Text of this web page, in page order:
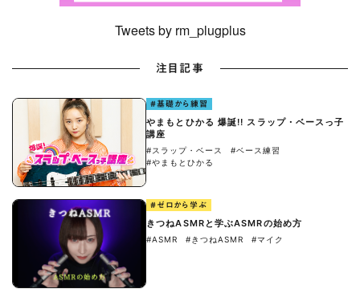
Tweets by rm_plugplus
注目記事
#基礎から練習
やまもとひかる 爆誕!! スラップ・ベースっ子
講座
#スラップ・ベース
#ベース練習
#やまもとひかる
#ゼロから学ぶ
きつねASMRと学ぶASMRの始め方
#ASMR #きつねASMR #マイク